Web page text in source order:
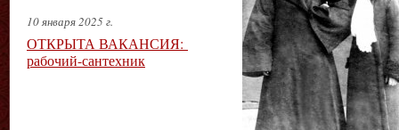
10 января 2025 г.
ОТКРЫТА ВАКАНСИЯ:
рабочий-сантехник